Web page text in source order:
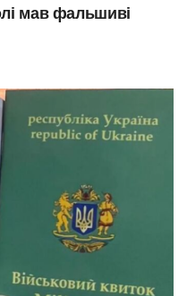
мав фальшиві